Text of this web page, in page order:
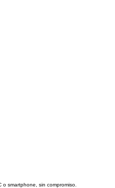
smartphone, sin compromiso.